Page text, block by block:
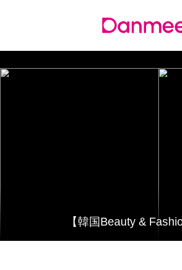
【韓国Beauty &